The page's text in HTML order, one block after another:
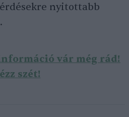
nyitottabb
vár még rád!
szét!